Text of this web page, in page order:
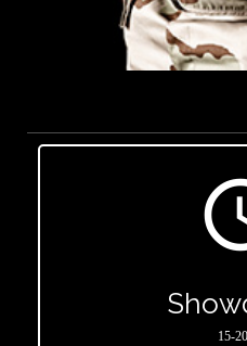
15-